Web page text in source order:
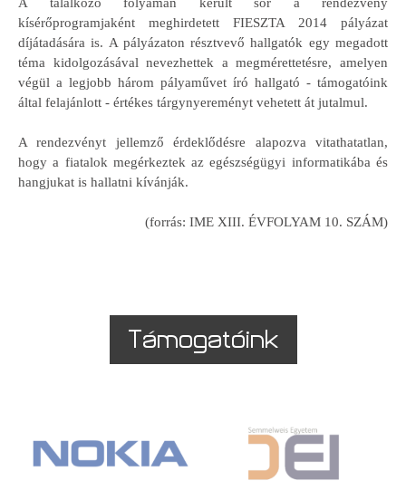
kísérőprogramjaként meghirdetett FIESZTA 2014 pályázat
díjátadására is. A pályázaton résztvevő hallgatók egy megadott
téma kidolgozásával nevezhettek a megmérettetésre, amelyen
végül a legjobb három pályaművet író hallgató - támogatóink
által felajánlott - értékes tárgynyereményt vehetett át jutalmul.
A rendezvényt jellemző érdeklődésre alapozva vitathatatlan,
hogy a fiatalok megérkeztek az egészségügyi informatikába és
hangjukat is hallatni kívánják.
(forrás: IME XIII. ÉVFOLYAM 10. SZÁM)
Támogatóink